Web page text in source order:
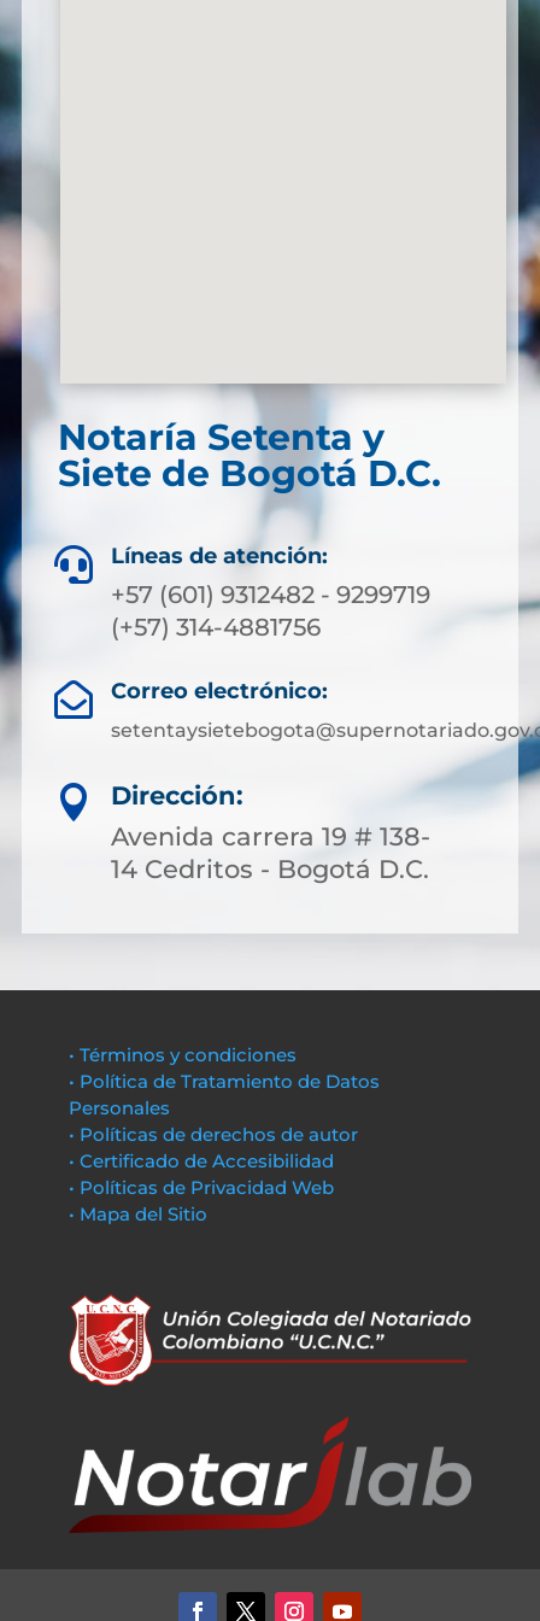
Notaría Setenta y
Siete de Bogotá D.C.
 Líneas de atención:
+57 (601) 9312482 - 9299719
(+57) 314-4881756
 Correo electrónico:

Dirección:
Avenida carrera 19 # 138-
14 Cedritos - Bogotá D.C.
• Términos y condiciones
• Política de Tratamiento de Datos
Personales
• Políticas de derechos de autor
• Certificado de Accesibilidad
• Políticas de Privacidad Web
• Mapa del Sitio